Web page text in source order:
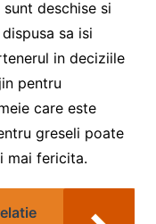
deschise si
sa isi
in deciziile
pentru
care este
greseli poate
mai fericita.